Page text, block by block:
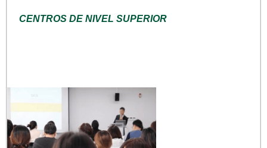
CENTROS DE NIVEL SUPERIOR